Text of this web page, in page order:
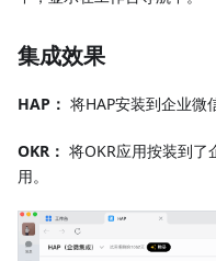
集成效果
HAP： 将HAP安装到企业微
OKR： 将OKR应用按装到了
用。